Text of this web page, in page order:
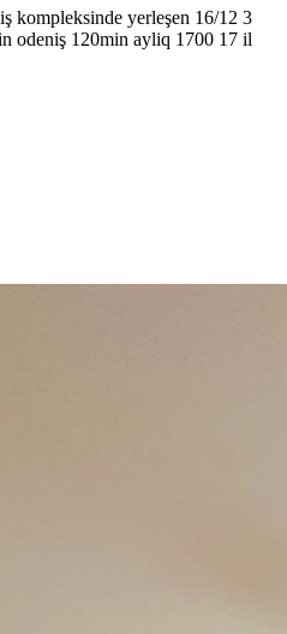
kompleksinde yerleşen 16/12 3
odeniş 120min ayliq 1700 17 il